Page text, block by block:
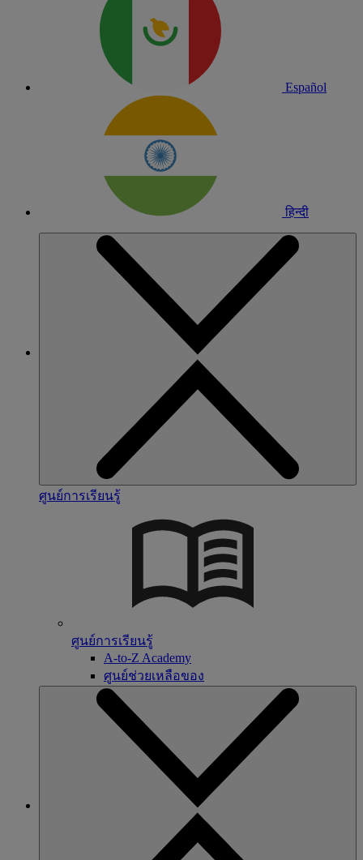
Español
हिन्दी
ศูนย์การเรียนรู้
ศูนย์การเรียนรู้
A-to-Z Academy
ศูนย์ช่วยเหลือของ